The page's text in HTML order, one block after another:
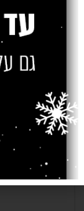
כתיבת תגובה
האימייל לא יוצג באתר.
התגובה שלך